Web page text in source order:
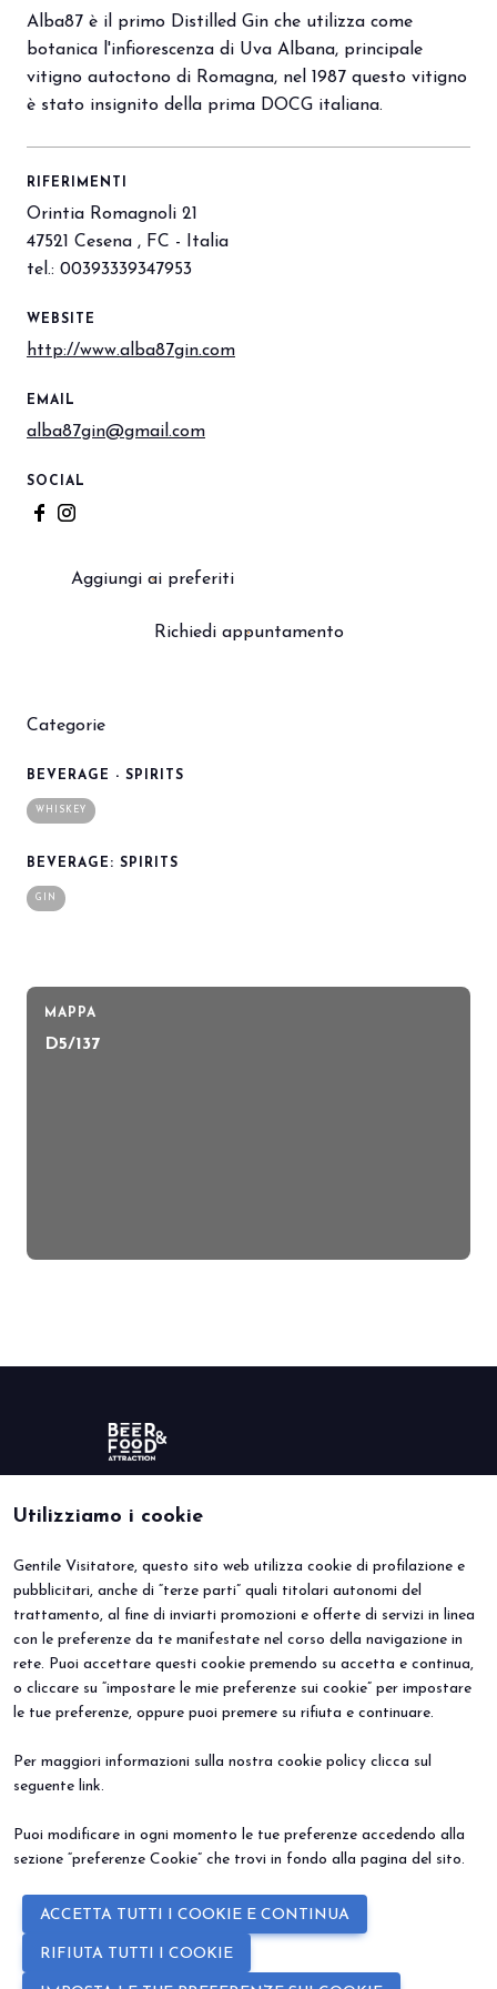
PRENOTA IL TUO STAND arrow_circle_right
A cura di:
Alba87 è il primo Distilled Gin che utilizza come
botanica l'infiorescenza di Uva Albana, principale
vitigno autoctono di Romagna, nel 1987 questo vitigno
è stato insignito della prima DOCG italiana.
RIFERIMENTI
Orintia Romagnoli 21
47521 Cesena , FC - Italia
tel.: 00393339347953
WEBSITE
http://www.alba87gin.com
EMAIL
alba87gin@gmail.com
SOCIAL
Aggiungi ai preferiti
Richiedi appuntamento
Categorie
BEVERAGE - SPIRITS
WHISKEY
BEVERAGE: SPIRITS
GIN
MAPPA
D5/137
Utilizziamo i cookie
Gentile Visitatore, questo sito web utilizza cookie di profilazione e
pubblicitari, anche di “terze parti” quali titolari autonomi del
trattamento, al fine di inviarti promozioni e offerte di servizi in linea
con le preferenze da te manifestate nel corso della navigazione in
rete. Puoi accettare questi cookie premendo su accetta e continua,
o cliccare su “impostare le mie preferenze sui cookie” per impostare
le tue preferenze, oppure puoi premere su rifiuta e continuare.
Per maggiori informazioni sulla nostra cookie policy clicca sul
seguente link.
Puoi modificare in ogni momento le tue preferenze accedendo alla
sezione “preferenze Cookie” che trovi in fondo alla pagina del sito.
ACCETTA TUTTI I COOKIE E CONTINUA
RIFIUTA TUTTI I COOKIE
BEER&FOOD ATTRACTION
Edizione 2027
Settori espositivi
Contatti
VISITA
Perché visitare
Info utili
Area riservata
ESPONI
Perché esporre
Prenota il tuo stand
EVENTI
Eventi e progetti speciali
© 2026ITALIAN EXHIBITION GROUP SpA - Via Emilia 155, 47921 Rimini
52.214.897 i.v. -Copyright & disclaimer